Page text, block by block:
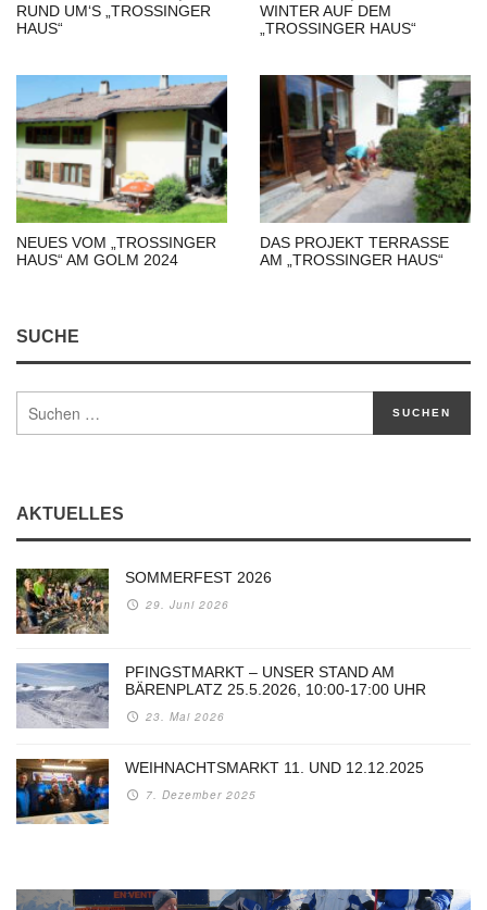
RUND UM‘S „TROSSINGER
HAUS“
WINTER AUF DEM
„TROSSINGER HAUS“
NEUES VOM „TROSSINGER
HAUS“ AM GOLM 2024
DAS PROJEKT TERRASSE
AM „TROSSINGER HAUS“
SUCHE
AKTUELLES
SOMMERFEST 2026
29. Juni 2026
PFINGSTMARKT – UNSER STAND AM
BÄRENPLATZ 25.5.2026, 10:00-17:00 UHR
23. Mai 2026
WEIHNACHTSMARKT 11. UND 12.12.2025
7. Dezember 2025